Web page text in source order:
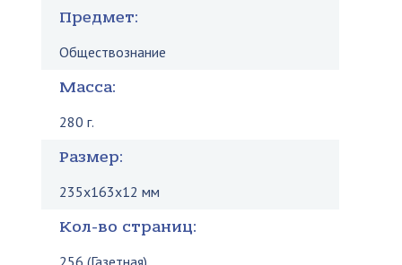
Предмет:
Обществознание
Масса:
280 г.
Размер:
235x163x12 мм
Кол-во страниц: